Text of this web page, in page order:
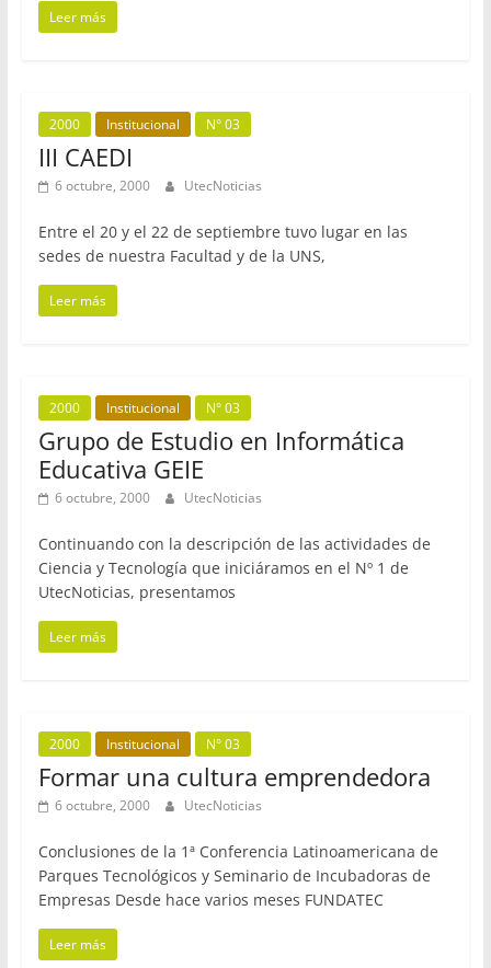
Leer más
2000 Institucional N° 03
III CAEDI
6 octubre, 2000 UtecNoticias
Entre el 20 y el 22 de septiembre tuvo lugar en las
sedes de nuestra Facultad y de la UNS,
Leer más
2000 Institucional N° 03
Grupo de Estudio en Informática
Educativa GEIE
6 octubre, 2000 UtecNoticias
Continuando con la descripción de las actividades de
Ciencia y Tecnología que iniciáramos en el Nº 1 de
UtecNoticias, presentamos
Leer más
2000 Institucional N° 03
Formar una cultura emprendedora
6 octubre, 2000 UtecNoticias
Conclusiones de la 1ª Conferencia Latinoamericana de
Parques Tecnológicos y Seminario de Incubadoras de
Empresas Desde hace varios meses FUNDATEC
Leer más